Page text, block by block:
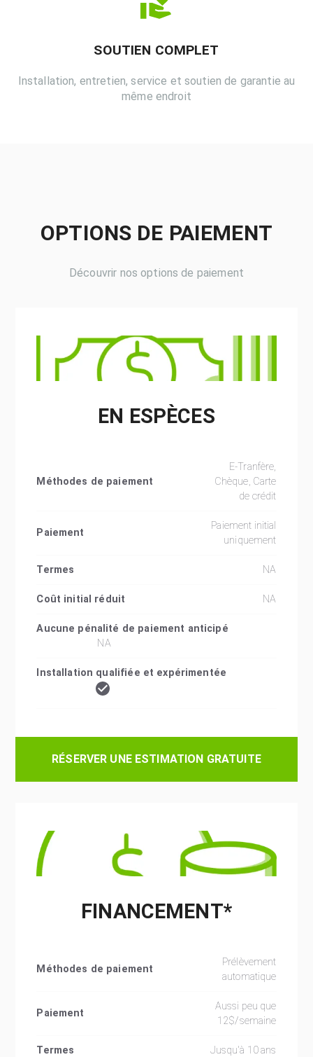
SOUTIEN COMPLET
Installation, entretien, service et soutien de garantie au
même endroit
OPTIONS DE PAIEMENT
Découvrir nos options de paiement
EN ESPÈCES
Méthodes de paiement
E-Tranfère,
Chèque, Carte
de crédit
Paiement
Paiement initial
uniquement
Termes NA
Coût initial réduit NA
Aucune pénalité de paiement anticipé
NA
Installation qualifiée et expérimentée
RÉSERVER UNE ESTIMATION GRATUITE
FINANCEMENT*
Méthodes de paiement
Prélèvement
automatique
Paiement
Aussi peu que
12$/semaine
Termes Jusqu'à 10 ans